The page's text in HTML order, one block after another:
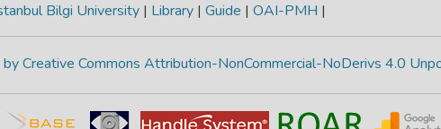
Bilgi University | Library | Guide | OAI-PMH |
Creative Commons Attribution-NonCommercial-NoDerivs 4.0